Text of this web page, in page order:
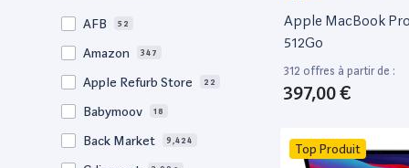
AFB 52
Amazon 347
Apple Refurb Store 22
Babymoov 18
Back Market 9,424
Apple MacBook Pro
512Go
312 offres à partir de :
397,00 €
Top Produit